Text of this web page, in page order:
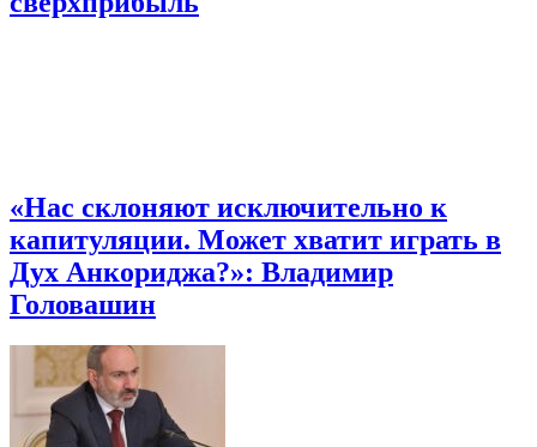
«Нас склоняют исключительно к
капитуляции. Может хватит играть в
Дух Анкориджа?»: Владимир
Головашин